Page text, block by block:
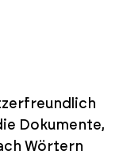
Dokumente,
Wörtern